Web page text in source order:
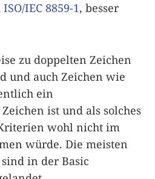
ISO/IEC 8859-1, besser
zu doppelten Zeichen
und auch Zeichen wie
ein
ist und als solches
wohl nicht im
würde. Die meisten
in der Basic